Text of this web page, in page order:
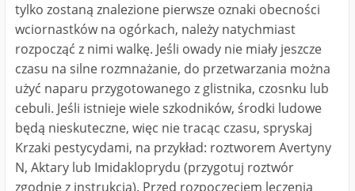
tylko zostaną znalezione pierwsze oznaki obecności
wciornastków na ogórkach, należy natychmiast
rozpocząć z nimi walkę. Jeśli owady nie miały jeszcze
czasu na silne rozmnażanie, do przetwarzania można
użyć naparu przygotowanego z glistnika, czosnku lub
cebuli. Jeśli istnieje wiele szkodników, środki ludowe
będą nieskuteczne, więc nie tracąc czasu, spryskaj
Krzaki pestycydami, na przykład: roztworem Avertyny
N, Aktary lub Imidakloprydu (przygotuj roztwór
zgodnie z instrukcją). Przed rozpoczęciem leczenia